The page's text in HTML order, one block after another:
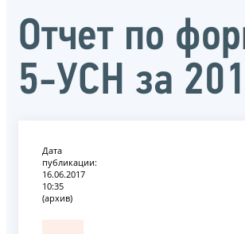
Отчет по
5-УСН за
Дата
публикации:
16.06.2017
10:35
(архив)